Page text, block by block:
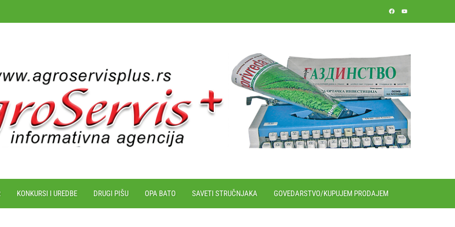
KONKURSI I UREDBE DRUGI PIŠU OPA BATO SAVETI STRUČNJAKA GOVEDARSTVO/KUPUJEM PRODAJEM